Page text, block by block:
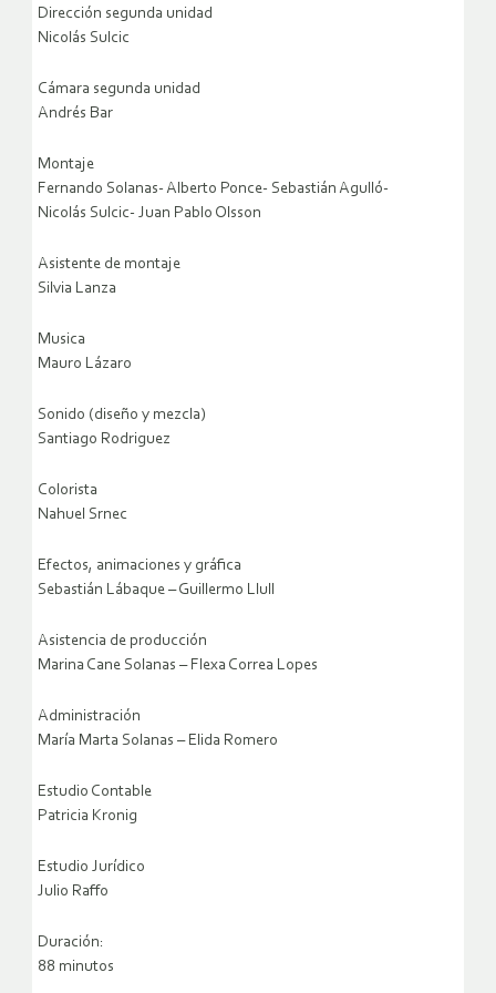
Dirección segunda unidad
Nicolás Sulcic
Cámara segunda unidad
Andrés Bar
Montaje
Fernando Solanas- Alberto Ponce- Sebastián Agulló-
Nicolás Sulcic- Juan Pablo Olsson
Asistente de montaje
Silvia Lanza
Musica
Mauro Lázaro
Sonido (diseño y mezcla)
Santiago Rodriguez
Colorista
Nahuel Srnec
Efectos, animaciones y gráfica
Sebastián Lábaque – Guillermo Llull
Asistencia de producción
Marina Cane Solanas – Flexa Correa Lopes
Administración
María Marta Solanas – Elida Romero
Estudio Contable
Patricia Kronig
Estudio Jurídico
Julio Raffo
Duración:
88 minutos